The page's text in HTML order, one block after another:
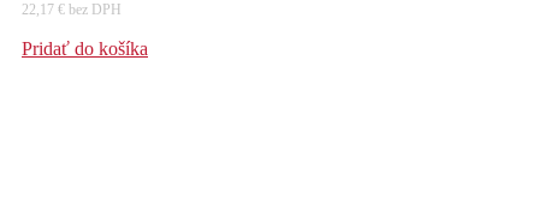
22,17 € bez DPH
Pridať do košíka